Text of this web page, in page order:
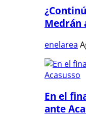
Medrán
enelarea
En el
ante